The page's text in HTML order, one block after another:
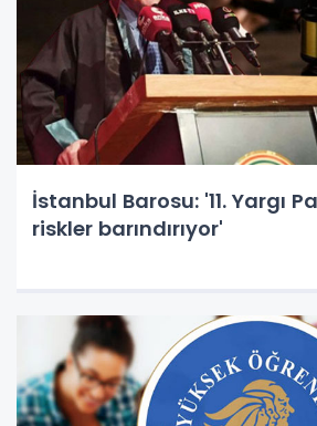
İstanbul Barosu: '11. Yargı
riskler barındırıyor'